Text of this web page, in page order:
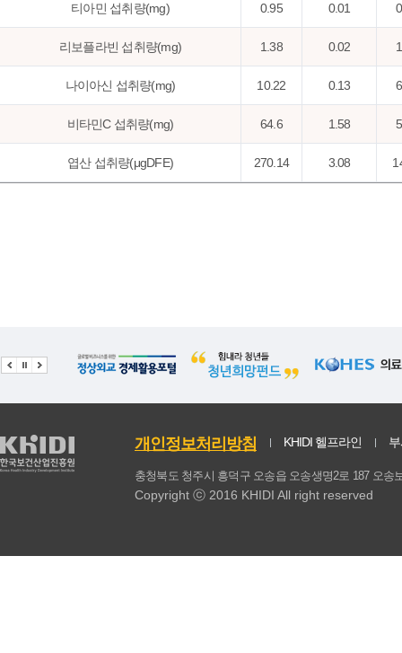
티아민 섭취량(mg) 0.95 0.01
리보플라빈 섭취량(mg) 1.38 0.02
나이아신 섭취량(mg) 10.22 0.13
비타민C 섭취량(mg) 64.6 1.58
엽산 섭취량(μgDFE) 270.14 3.08
개인정보처리방침 KHIDI 헬프라인
충청북도 청주시 흥덕구 오송읍 오송생명2로 187 오
Copyright ⓒ 2016 KHIDI All right reserved